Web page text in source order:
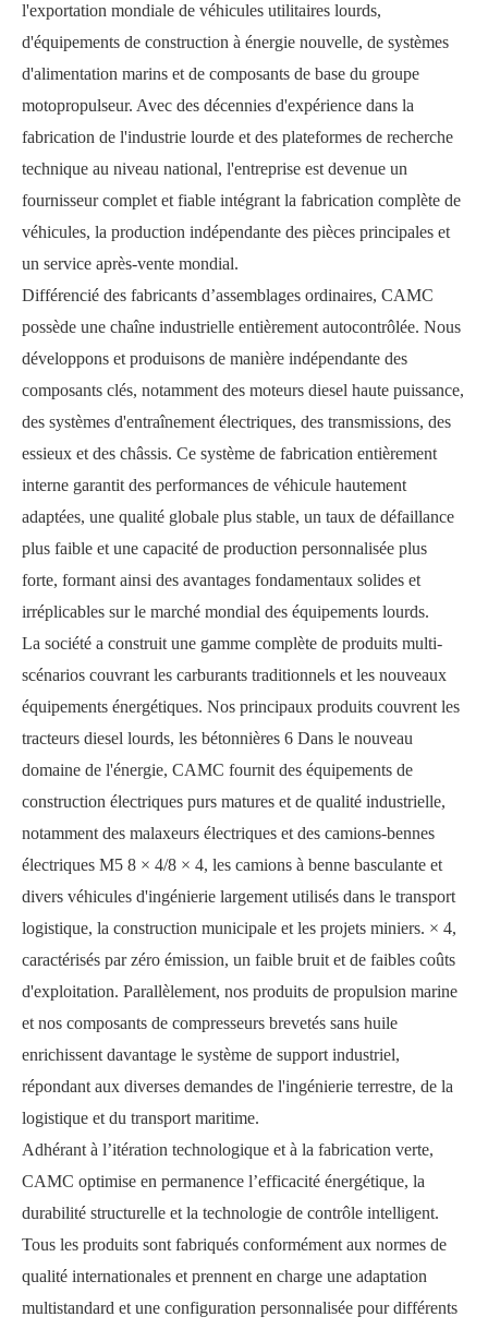
l'exportation mondiale de véhicules utilitaires lourds,
d'équipements de construction à énergie nouvelle, de systèmes
d'alimentation marins et de composants de base du groupe
motopropulseur. Avec des décennies d'expérience dans la
fabrication de l'industrie lourde et des plateformes de recherche
technique au niveau national, l'entreprise est devenue un
fournisseur complet et fiable intégrant la fabrication complète de
véhicules, la production indépendante des pièces principales et
un service après-vente mondial.
Différencié des fabricants d’assemblages ordinaires, CAMC
possède une chaîne industrielle entièrement autocontrôlée. Nous
développons et produisons de manière indépendante des
composants clés, notamment des moteurs diesel haute puissance,
des systèmes d'entraînement électriques, des transmissions, des
essieux et des châssis. Ce système de fabrication entièrement
interne garantit des performances de véhicule hautement
adaptées, une qualité globale plus stable, un taux de défaillance
plus faible et une capacité de production personnalisée plus
forte, formant ainsi des avantages fondamentaux solides et
irréplicables sur le marché mondial des équipements lourds.
La société a construit une gamme complète de produits multi-
scénarios couvrant les carburants traditionnels et les nouveaux
équipements énergétiques. Nos principaux produits couvrent les
tracteurs diesel lourds, les bétonnières 6 Dans le nouveau
domaine de l'énergie, CAMC fournit des équipements de
construction électriques purs matures et de qualité industrielle,
notamment des malaxeurs électriques et des camions-bennes
électriques M5 8 × 4/8 × 4, les camions à benne basculante et
divers véhicules d'ingénierie largement utilisés dans le transport
logistique, la construction municipale et les projets miniers. × 4,
caractérisés par zéro émission, un faible bruit et de faibles coûts
d'exploitation. Parallèlement, nos produits de propulsion marine
et nos composants de compresseurs brevetés sans huile
enrichissent davantage le système de support industriel,
répondant aux diverses demandes de l'ingénierie terrestre, de la
logistique et du transport maritime.
Adhérant à l’itération technologique et à la fabrication verte,
CAMC optimise en permanence l’efficacité énergétique, la
durabilité structurelle et la technologie de contrôle intelligent.
Tous les produits sont fabriqués conformément aux normes de
qualité internationales et prennent en charge une adaptation
multistandard et une configuration personnalisée pour différents